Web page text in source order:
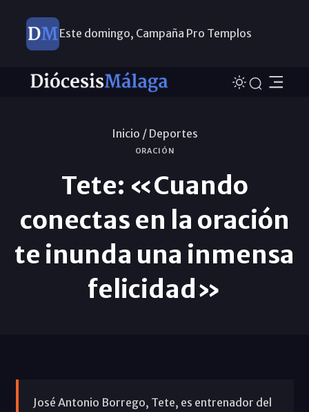
Este domingo, Campaña Pro Templos
Inicio / Deportes
ORACIÓN
Tete: «Cuando
conectas en la oración
te inunda una inmensa
felicidad»
José Antonio Borrego, Tete, es entrenador del